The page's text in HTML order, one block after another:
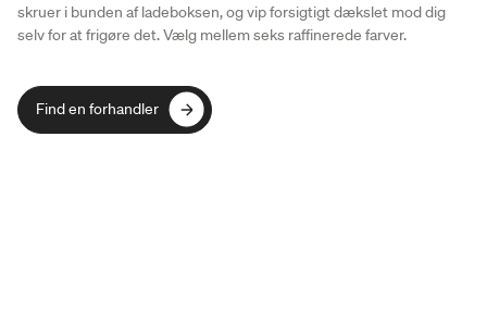
skruer i bunden af ladeboksen, og vip forsigtigt dækslet mod dig
selv for at frigøre det. Vælg mellem seks raffinerede farver.
Find en forhandler
Find en forhandler